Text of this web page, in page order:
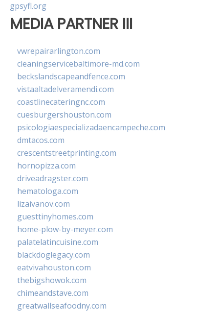
gpsyfl.org
MEDIA PARTNER III
vwrepairarlington.com
cleaningservicebaltimore-md.com
beckslandscapeandfence.com
vistaaltadelveramendi.com
coastlinecateringnc.com
cuesburgershouston.com
psicologiaespecializadaencampeche.com
dmtacos.com
crescentstreetprinting.com
hornopizza.com
driveadragster.com
hematologa.com
lizaivanov.com
guesttinyhomes.com
home-plow-by-meyer.com
palatelatincuisine.com
blackdoglegacy.com
eatvivahouston.com
thebigshowok.com
chimeandstave.com
greatwallseafoodny.com